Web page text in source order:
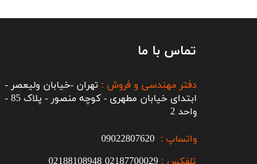
تماس با ما
واتساپ :
دفتر مهندسی و فروش : تهران -خیابان ولیعصر -
ابتدای خیابان مطهری - کوچه منصور - پلاک 85 -
واحد 2